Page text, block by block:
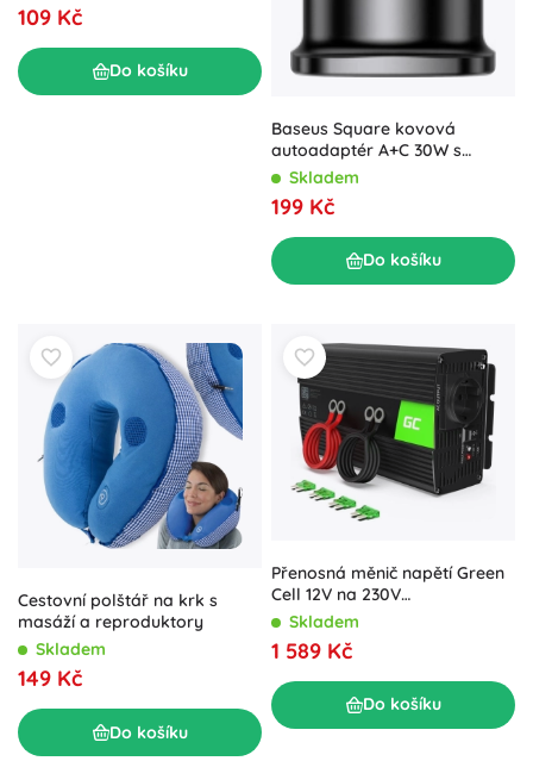
109 Kč
Do košíku
Baseus Square kovová
autoadaptér A+C 30W s
rychlým nabíjením
Skladem
199 Kč
Do košíku
Cestovní polštář na krk s
masáží a reproduktory
Skladem
149 Kč
Do košíku
Přenosná měnič napětí Green
Cell 12V na 230V
1000W/2000W
Skladem
1 589 Kč
Do košíku